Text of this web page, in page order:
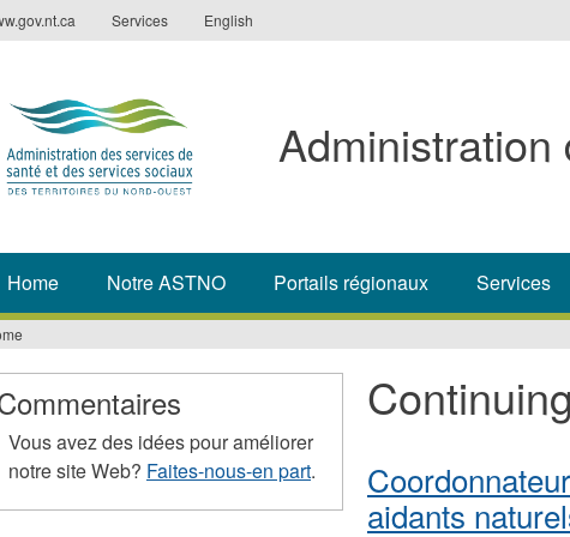
Services English
Home Notre ASTNO Portails régionaux Services
here
aidants
Vous avez des idées pour améliorer
notre site Web? Faites-nous-en part.